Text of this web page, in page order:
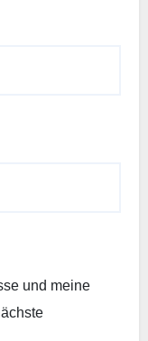
und meine